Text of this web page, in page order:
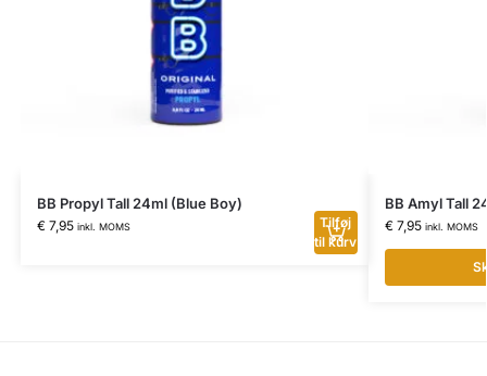
BB Propyl Tall 24ml (Blue Boy)
€7,95 inkl. MOMS
Tilføj
til kurv
BB Amyl Tall
€7,95 inkl. MOMS